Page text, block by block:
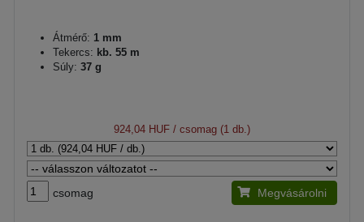
Átmérő: 1 mm
Tekercs: kb. 55 m
Súly: 37 g
924,04 HUF / csomag (1 db.)
csomag Megvásárolni